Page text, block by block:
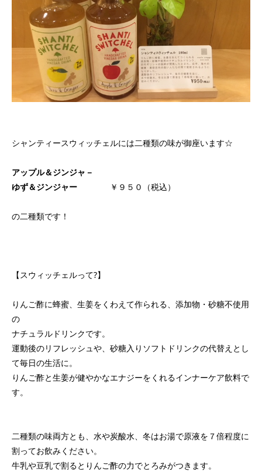
シャンティースウィッチェルには二種類の味が御座います☆
アップル＆ジンジャ－
ゆず＆ジンジャー ￥９５０（税込）
の二種類です！
【スウィッチェルって?】
りんご酢に蜂蜜、生姜をくわえて作られる、添加物・砂糖不使用
の
ナチュラルドリンクです。
運動後のリフレッシュや、砂糖入りソフトドリンクの代替えとし
て毎日の生活に。
りんご酢と生姜が健やかなエナジーをくれるインナーケア飲料で
す。
二種類の味両方とも、水や炭酸水、冬はお湯で原液を７倍程度に
割ってお飲みください。
牛乳や豆乳で割るとりんご酢の力でとろみがつきます。